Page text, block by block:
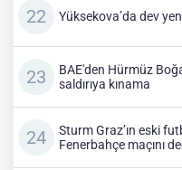
Yüksekova’da dev
BAE'den Hürmüz
saldırıya kınama
Sturm Graz’ın eski
Fenerbahçe maçını